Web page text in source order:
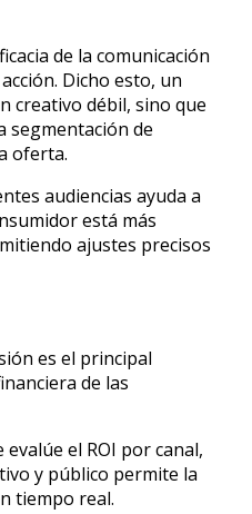
de la comunicación
Dicho esto, un
creativo débil, sino que
segmentación de
oferta.
audiencias ayuda a
está más
ajustes precisos
es el principal
de las
el ROI por canal,
y público permite la
tiempo real.